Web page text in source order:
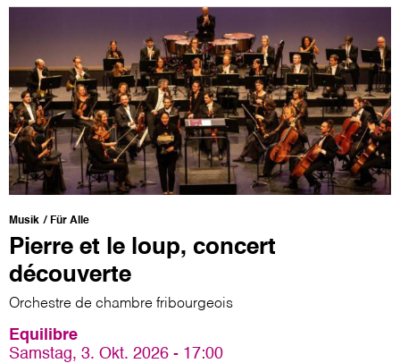
Musik Für Alle
Pierre et le loup, concert
découverte
Orchestre de chambre fribourgeois
Equilibre
Samstag, 3. Okt. 2026 - 17:00